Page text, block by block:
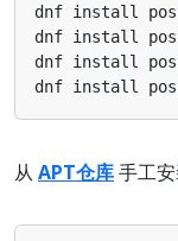
dnf install
dnf install
dnf install
dnf install
从 APT仓库手工